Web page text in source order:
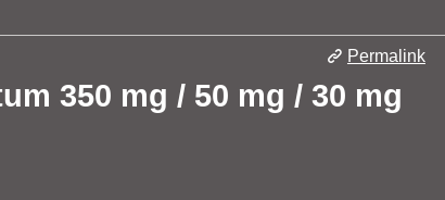
350 mg / 50 mg / 30 mg
Permalink